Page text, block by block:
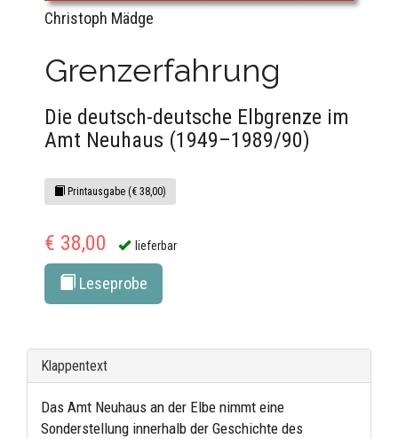
Christoph Mädge
Grenzerfahrung
Die deutsch-deutsche Elbgrenze im
Amt Neuhaus (1949–1989/90)
Printausgabe (€ 38,00)
€ 38,00 lieferbar
Leseprobe
Klappentext
Das Amt Neuhaus an der Elbe nimmt eine
Sonderstellung innerhalb der Geschichte des